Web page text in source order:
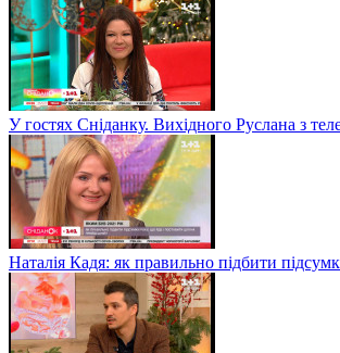
У гостях Сніданку. Вихідного Руслана з
Наталія Кадя: як правильно підбити